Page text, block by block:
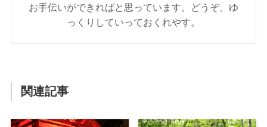
お手伝いができればと思っています。どうぞ、ゆ
っくりしていっておくれやす。
関連記事